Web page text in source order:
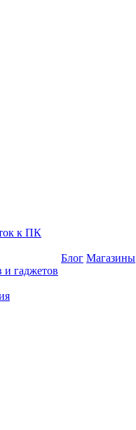
к ПК
гаджетов
Блог Магазины